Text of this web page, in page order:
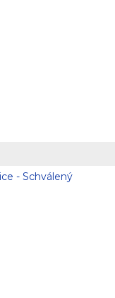
- Schválený